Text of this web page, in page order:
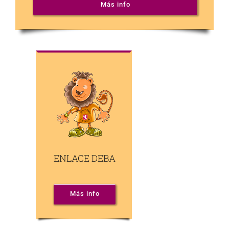
Más info
ENLACE DEBA
Más info